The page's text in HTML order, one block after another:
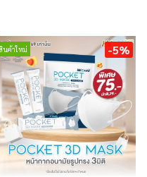
นค้าใหม่ -5%